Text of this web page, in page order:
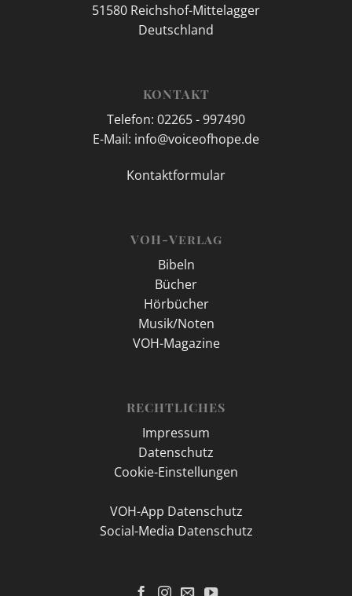
51580 Reichshof-Mittelagger
Deutschland
KONTAKT
Telefon: 02265 - 997490
E-Mail: info@voiceofhope.de
Kontaktformular
VOH-Verlag
Bibeln
Bücher
Hörbücher
Musik/Noten
VOH-Magazine
RECHTLICHES
Impressum
Datenschutz
Cookie-Einstellungen
VOH-App Datenschutz
Social-Media Datenschutz